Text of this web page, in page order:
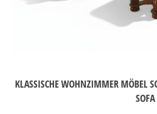
KLASSISCHE WOHNZIMMER MÖBEL